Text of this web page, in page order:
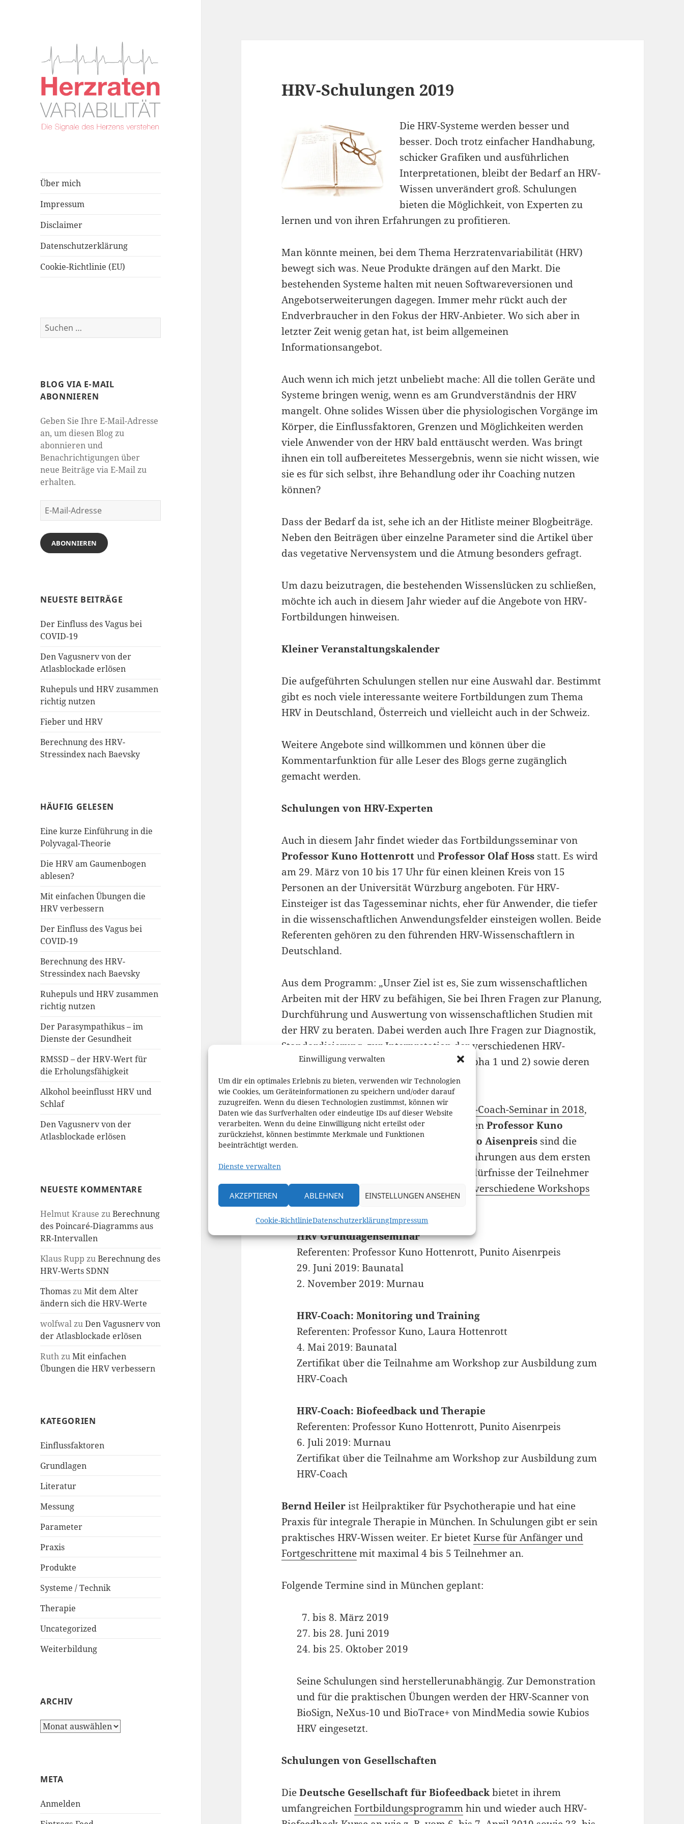
Einwilligung verwalten
Um dir ein optimales Erlebnis zu bieten, verwenden wir Technologien
wie Cookies, um Geräteinformationen zu speichern und/oder darauf
zuzugreifen. Wenn du diesen Technologien zustimmst, können wir
Daten wie das Surfverhalten oder eindeutige IDs auf dieser Website
verarbeiten. Wenn du deine Einwilligung nicht erteilst oder
zurückziehst, können bestimmte Merkmale und Funktionen
beeinträchtigt werden.
Dienste verwalten
AKZEPTIEREN ABLEHNEN EINSTELLUNGEN ANSEHEN
Cookie-RichtlinieDatenschutzerklärungImpressum
Über mich
Impressum
Disclaimer
Datenschutzerklärung
Cookie-Richtlinie (EU)
Suchen
nach:
BLOG VIA E-MAIL
ABONNIEREN
Geben Sie Ihre E-Mail-Adresse
an, um diesen Blog zu
abonnieren und
Benachrichtigungen über
neue Beiträge via E-Mail zu
erhalten.
E-
Mail-
Adresse
ABONNIEREN
NEUESTE BEITRÄGE
Der Einfluss des Vagus bei
COVID-19
Den Vagusnerv von der
Atlasblockade erlösen
Ruhepuls und HRV zusammen
richtig nutzen
Fieber und HRV
Berechnung des HRV-
Stressindex nach Baevsky
HÄUFIG GELESEN
Eine kurze Einführung in die
Polyvagal-Theorie
Die HRV am Gaumenbogen
ablesen?
Mit einfachen Übungen die
HRV verbessern
Der Einfluss des Vagus bei
COVID-19
Berechnung des HRV-
Stressindex nach Baevsky
Ruhepuls und HRV zusammen
richtig nutzen
Der Parasympathikus – im
Dienste der Gesundheit
RMSSD – der HRV-Wert für
die Erholungsfähigkeit
Alkohol beeinflusst HRV und
Schlaf
Den Vagusnerv von der
Atlasblockade erlösen
NEUESTE KOMMENTARE
Helmut Krause zuBerechnung
des Poincaré-Diagramms aus
RR-Intervallen
Klaus Rupp zuBerechnung des
HRV-Werts SDNN
ThomaszuMit dem Alter
ändern sich die HRV-Werte
wolfwalzuDen Vagusnerv von
der Atlasblockade erlösen
RuthzuMit einfachen
Übungen die HRV verbessern
KATEGORIEN
Einflussfaktoren
Grundlagen
Literatur
Messung
Parameter
Praxis
Produkte
Systeme / Technik
Therapie
Uncategorized
Weiterbildung
ARCHIV
Archiv
META
Anmelden
HRV-Schulungen 2019
Die HRV-Systeme werden besser und
besser. Doch trotz einfacher Handhabung,
schicker Grafiken und ausführlichen
Interpretationen, bleibt der Bedarf an HRV-
Wissen unverändert groß. Schulungen
bieten die Möglichkeit, von Experten zu
lernen und von ihren Erfahrungen zu profitieren.
Man könnte meinen, bei dem Thema Herzratenvariabilität (HRV)
bewegt sich was. Neue Produkte drängen auf den Markt. Die
bestehenden Systeme halten mit neuen Softwareversionen und
Angebotserweiterungen dagegen. Immer mehr rückt auch der
Endverbraucher in den Fokus der HRV-Anbieter. Wo sich aber in
letzter Zeit wenig getan hat, ist beim allgemeinen
Informationsangebot.
Auch wenn ich mich jetzt unbeliebt mache: All die tollen Geräte und
Systeme bringen wenig, wenn es am Grundverständnis der HRV
mangelt. Ohne solides Wissen über die physiologischen Vorgänge im
Körper, die Einflussfaktoren, Grenzen und Möglichkeiten werden
viele Anwender von der HRV bald enttäuscht werden. Was bringt
ihnen ein toll aufbereitetes Messergebnis, wenn sie nicht wissen, wie
sie es für sich selbst, ihre Behandlung oder ihr Coaching nutzen
können?
Dass der Bedarf da ist, sehe ich an der Hitliste meiner Blogbeiträge.
Neben den Beiträgen über einzelne Parameter sind die Artikel über
das vegetative Nervensystem und die Atmung besonders gefragt.
Um dazu beizutragen, die bestehenden Wissenslücken zu schließen,
möchte ich auch in diesem Jahr wieder auf die Angebote von HRV-
Fortbildungen hinweisen.
Kleiner Veranstaltungskalender
Die aufgeführten Schulungen stellen nur eine Auswahl dar. Bestimmt
gibt es noch viele interessante weitere Fortbildungen zum Thema
HRV in Deutschland, Österreich und vielleicht auch in der Schweiz.
Weitere Angebote sind willkommen und können über die
Kommentarfunktion für alle Leser des Blogs gerne zugänglich
gemacht werden.
Schulungen von HRV-Experten
Auch in diesem Jahr findet wieder das Fortbildungsseminar von
Professor Kuno HottenrottundProfessor Olaf Hoss statt. Es wird
am 29. März von 10 bis 17 Uhr für einen kleinen Kreis von 15
Personen an der Universität Würzburg angeboten. Für HRV-
Einsteiger ist das Tagesseminar nichts, eher für Anwender, die tiefer
in die wissenschaftlichen Anwendungsfelder einsteigen wollen. Beide
Referenten gehören zu den führenden HRV-Wissenschaftlern in
Deutschland.
Aus dem Programm: „Unser Ziel ist es, Sie zum wissenschaftlichen
Arbeiten mit der HRV zu befähigen, Sie bei Ihren Fragen zur Planung,
Durchführung und Auswertung von wissenschaftlichen Studien mit
der HRV zu beraten. Dabei werden auch Ihre Fragen zur Diagnostik,
Standardisierung, zur Interpretation der verschiedenen HRV-
Parameter (z. B. RMSSD, SD1, SD2, DFA Alpha 1 und 2) sowie deren
Interdependenzen beantwortet.“
Aufgrund der großen Nachfrage zum HRV-Coach-Seminar in 2018,
gibt es nun weitere Termine. Die ReferentenProfessor Kuno
Hottenrott,Laura Hottenrott Punito Aisenpreis sind die
selben, nur die Inhalte wurden an die Erfahrungen aus dem ersten
Seminar angepasst. Um besser auf die Bedürfnisse der Teilnehmer
eingehen zu können, wird es in 2019
drei verschiedene Workshops
geben.
HRV Grundlagenseminar
Referenten: Professor Kuno Hottenrott, Punito Aisenrpeis
29. Juni 2019: Baunatal
2. November 2019: Murnau
HRV-Coach: Monitoring und Training
Referenten: Professor Kuno, Laura Hottenrott
4. Mai 2019: Baunatal
Zertifikat über die Teilnahme am Workshop zur Ausbildung zum
HRV-Coach
HRV-Coach: Biofeedback und Therapie
Referenten: Professor Kuno Hottenrott, Punito Aisenrpeis
6. Juli 2019: Murnau
Zertifikat über die Teilnahme am Workshop zur Ausbildung zum
HRV-Coach
Bernd Heilerist Heilpraktiker für Psychotherapie und hat eine
Praxis für integrale Therapie in München. In Schulungen gibt er sein
praktisches HRV-Wissen weiter. Er bietetKurse für Anfänger und
Fortgeschrittenemit maximal 4 bis 5 Teilnehmer an.
Folgende Termine sind in München geplant:
7. bis 8. März 2019
27. bis 28. Juni 2019
24. bis 25. Oktober 2019
Seine Schulungen sind herstellerunabhängig. Zur Demonstration
und für die praktischen Übungen werden der HRV-Scanner von
BioSign, NeXus-10 und BioTrace+ von MindMedia sowie Kubios
HRV eingesetzt.
Schulungen von Gesellschaften
DieDeutsche Gesellschaft für Biofeedbackbietet in ihrem
umfangreichenFortbildungsprogrammhin und wieder auch HRV-